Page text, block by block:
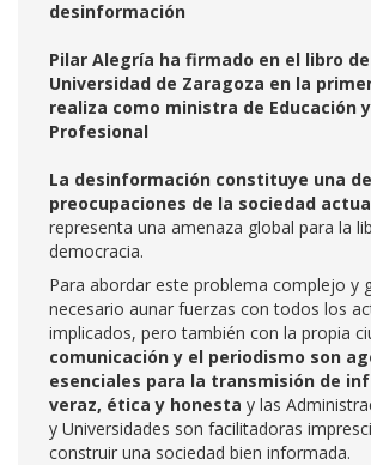
desinformación
Pilar Alegría ha firmado en el libro
Universidad de Zaragoza en la
realiza como ministra de Educación
Profesional
La desinformación constituye una
preocupaciones de la sociedad
representa una amenaza global para la
democracia.
Para abordar este problema complejo y
necesario aunar fuerzas con todos los
implicados, pero también con la propia
comunicación y el periodismo son
esenciales para la transmisión de
veraz, ética y honesta y las
y Universidades son facilitadoras
construir una sociedad bien informada.